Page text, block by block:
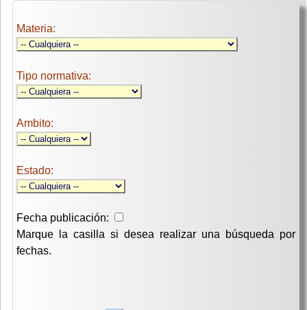
Materia:
Tipo normativa:
Ambito:
Estado:
Fecha publicación:
Marque la casilla si desea realizar una búsqueda por
fechas.